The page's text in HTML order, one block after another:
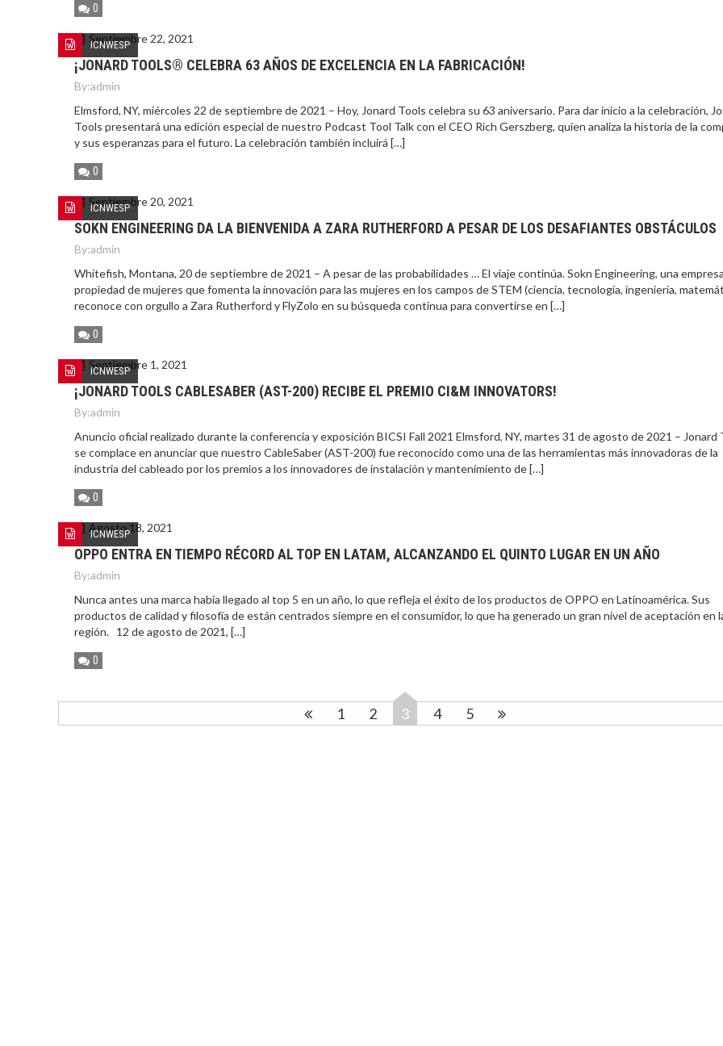
0
ICNWESP
Septiembre 22, 2021
¡JONARD TOOLS® CELEBRA 63 AÑOS DE EXCELENCIA EN LA FABRICACIÓN!
By:admin
Elmsford, NY, miércoles 22 de septiembre de 2021 – Hoy, Jonard Tools celebra su 63 aniversario. Para dar inicio a la celebración,
Tools presentará una edición especial de nuestro Podcast Tool Talk con el CEO Rich Gerszberg, quien analiza la historia de la
y sus esperanzas para el futuro. La celebración también incluirá […]
0
ICNWESP
Septiembre 20, 2021
SOKN ENGINEERING DA LA BIENVENIDA A ZARA RUTHERFORD A PESAR DE LOS DESAFIANTES OBSTÁCULOS
By:admin
Whitefish, Montana, 20 de septiembre de 2021 – A pesar de las probabilidades … El viaje continúa. Sokn Engineering, una empresa
propiedad de mujeres que fomenta la innovación para las mujeres en los campos de STEM (ciencia, tecnología, ingeniería,
reconoce con orgullo a Zara Rutherford y FlyZolo en su búsqueda continua para convertirse en […]
0
ICNWESP
Septiembre 1, 2021
¡JONARD TOOLS CABLESABER (AST-200) RECIBE EL PREMIO CI&M INNOVATORS!
By:admin
Anuncio oficial realizado durante la conferencia y exposición BICSI Fall 2021 Elmsford, NY, martes 31 de agosto de 2021 – Jonard
se complace en anunciar que nuestro CableSaber (AST-200) fue reconocido como una de las herramientas más innovadoras de la
industria del cableado por los premios a los innovadores de instalación y mantenimiento de […]
0
ICNWESP
Agosto 18, 2021
OPPO ENTRA EN TIEMPO RÉCORD AL TOP EN LATAM, ALCANZANDO EL QUINTO LUGAR EN UN AÑO
By:admin
Nunca antes una marca había llegado al top 5 en un año, lo que refleja el éxito de los productos de OPPO en Latinoamérica. Sus
productos de calidad y filosofía de están centrados siempre en el consumidor, lo que ha generado un gran nivel de aceptación en
región. 12 de agosto de 2021, […]
0
1 2 3 4 5